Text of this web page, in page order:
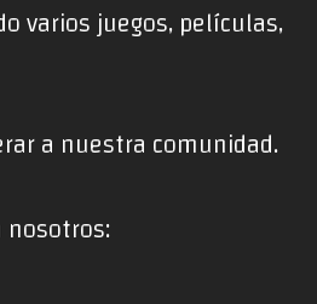
varios juegos, películas,
a nuestra comunidad.
nosotros: